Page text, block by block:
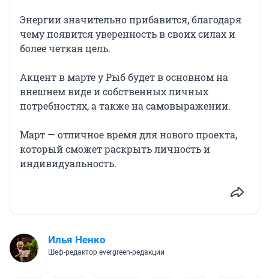
Энергии значительно прибавится, благодаря
чему появится уверенность в своих силах и
более четкая цель.
Акцент в марте у Рыб будет в основном на
внешнем виде и собственных личных
потребностях, а также на самовыражении.
Март — отличное время для нового проекта,
который сможет раскрыть личность и
индивидуальность.
Илья Ненко
Шеф-редактор evergreen-редакции